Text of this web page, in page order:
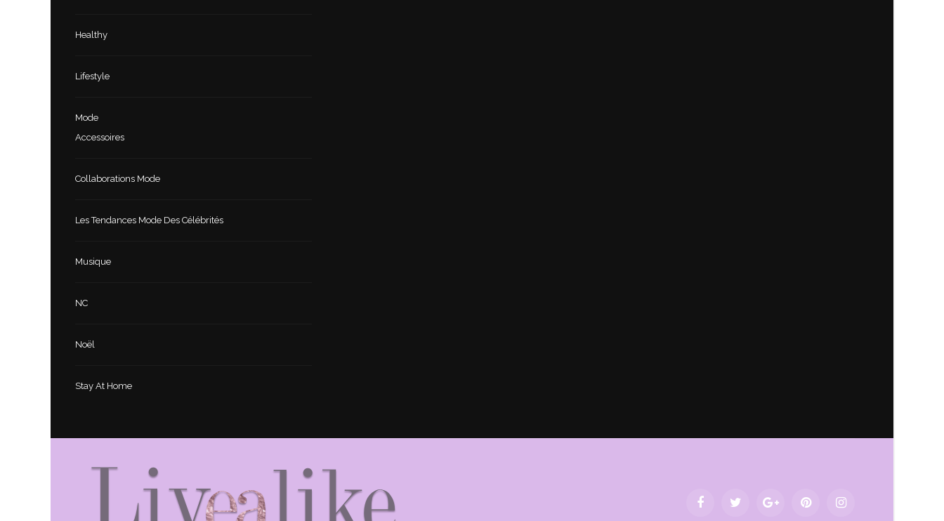
Healthy
Lifestyle
Mode
Accessoires
Collaborations Mode
Les Tendances Mode Des Célébrités
Musique
NC
Noël
Stay At Home